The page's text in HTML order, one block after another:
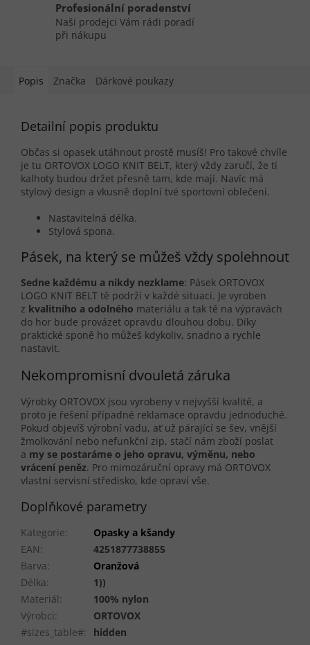
Profesionální poradenství
Naši prodejci Vám rádi poradí
při nákupu
Popis Značka Dárkové poukazy
Detailní popis produktu
Občas si opasek utáhnout prostě musíš! Pro takové chvíle
je tu ORTOVOX LOGO KNIT BELT, který vždy zaručí, že ti
kalhoty budou držet přesně tam, kde mají. Navíc má
stylový design a vkusně doplní tvé sportovní oblečení.
Nastavitelná délka.
Stylová spona.
Pásek, na který se můžeš vždy spolehnout
Sedne každému a nikdy nezklame: Pásek ORTOVOX
LOGO KNIT BELT tě podrží v každé situaci. Je vyroben
z kvalitního a odolného materiálu a tak tě na výpravách
do hor bude provázet opravdu dlouhou dobu. Díky
praktické sponě ho můžeš kdykoliv, snadno a rychle
nastavit.
Nekompromisní dvouletá záruka
Výrobky ORTOVOX jsou vyrobeny v nejvyšší kvalitě, a
proto je řešení případné reklamace opravdu jednoduché.
Pokud objevíš výrobní vadu, ať už párající se šev, vnější
žmolkování nebo nefunkční zip, stačí nám zboží poslat
a my se postaráme o jeho opravu, výměnu, nebo
vrácení peněz. Pro mimozáruční opravy má ORTOVOX
vlastní servisní středisko, kde opraví vše.
Doplňkové parametry
Kategorie:
Opasky a kšandy
EAN:
4251877738855
Barva:
Oranžová
Délka:
1))
Materiál:
100% nylon
Výrobci:
ORTOVOX
#sizes_table#: hidden